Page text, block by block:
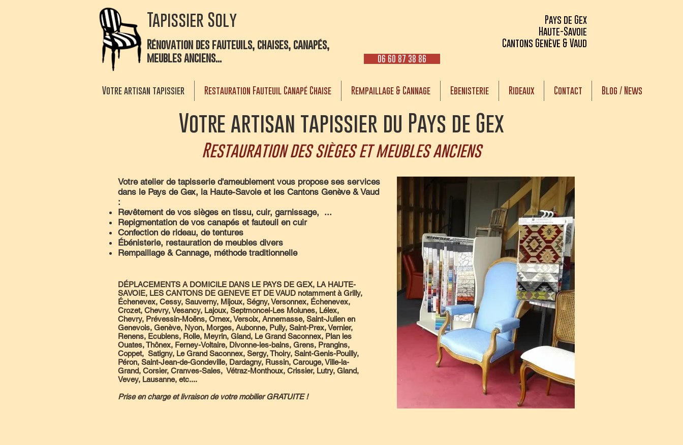
Tapissier Soly
Rénovation des fauteuils, chaises, canapés,
meubles anciens...
06 60 87 38 86
Pays de Gex
Haute-Savoie
Cantons Genève & Vaud
Votre artisan tapissier Restauration Fauteuil Canapé Chaise Rempaillage & Cannage Ebenisterie Rideaux Contact Blog / News
Votre artisan tapissier du Pays de Gex
Restauration des sièges et meubles anciens
Votre atelier de tapisserie d'ameublement vous propose ses services
dans le Pays de Gex, la Haute-Savoie et les Cantons Genève & Vaud
:
Revêtement de vos sièges en tissu, cuir, garnissage, ...
Repigmentation de vos canapés et fauteuil en cuir
Confection de rideau, de tentures
Ébénisterie, restauration de meubles divers
Rempaillage & Cannage, méthode traditionnelle
DÉPLACEMENTS A DOMICILE DANS LE PAYS DE GEX, LA HAUTE-
SAVOIE, LES CANTONS DE GENEVE ET DE VAUD notamment à Grilly,
Échenevex, Cessy, Sauverny, Mijoux, Ségny, Versonnex, Échenevex,
Crozet, Chevry, Vesancy, Lajoux, Septmoncel-Les Molunes, Lélex,
Chevry, Prévessin-Moëns, Ornex, Versoix, Annemasse, Saint-Julien en
Genevois, Genève, Nyon, Morges, Aubonne, Pully, Saint-Prex, Vernier,
Renens, Ecublens, Rolle, Meyrin, Gland, Le Grand Saconnex, Plan les
Ouates, Thônex, Ferney-Voltaire, Divonne-les-bains, Grens, Prangins,
Coppet, Satigny, Le Grand Saconnex, Sergy, Thoiry, Saint-Genis-Pouilly,
Péron, Saint-Jean-de-Gondeville, Dardagny, Russin, Carouge, Ville-la-
Grand, Corsier, Cranves-Sales, Vétraz-Monthoux, Crissier, Lutry, Gland,
Vevey, Lausanne, etc....
Prise en charge et livraison de votre mobilier GRATUITE !